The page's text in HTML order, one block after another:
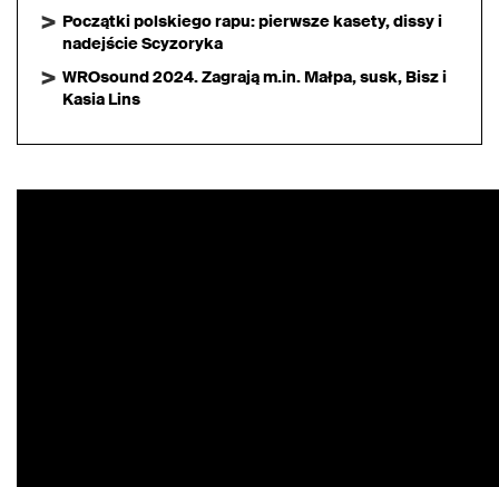
Początki polskiego rapu: pierwsze kasety, dissy i
nadejście Scyzoryka
WROsound 2024. Zagrają m.in. Małpa, susk, Bisz i
Kasia Lins